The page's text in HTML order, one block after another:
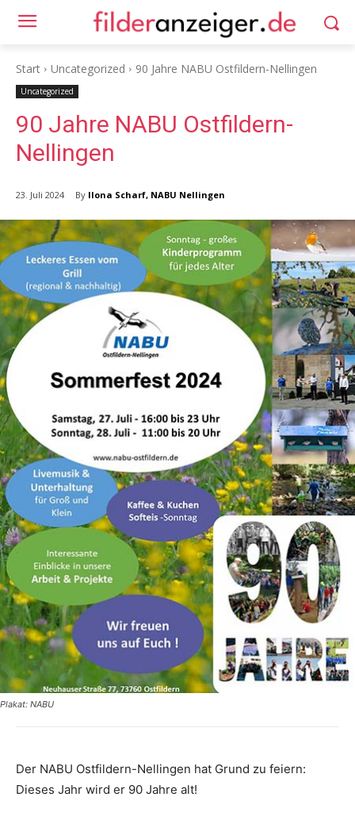
Start Uncategorized 90 Jahre NABU Ostfildern-Nellingen
Uncategorized
90 Jahre NABU Ostfildern-
Nellingen
23. Juli 2024 By Ilona Scharf, NABU Nellingen
Plakat: NABU
Der NABU Ostfildern-Nellingen hat Grund zu feiern:
Dieses Jahr wird er 90 Jahre alt!